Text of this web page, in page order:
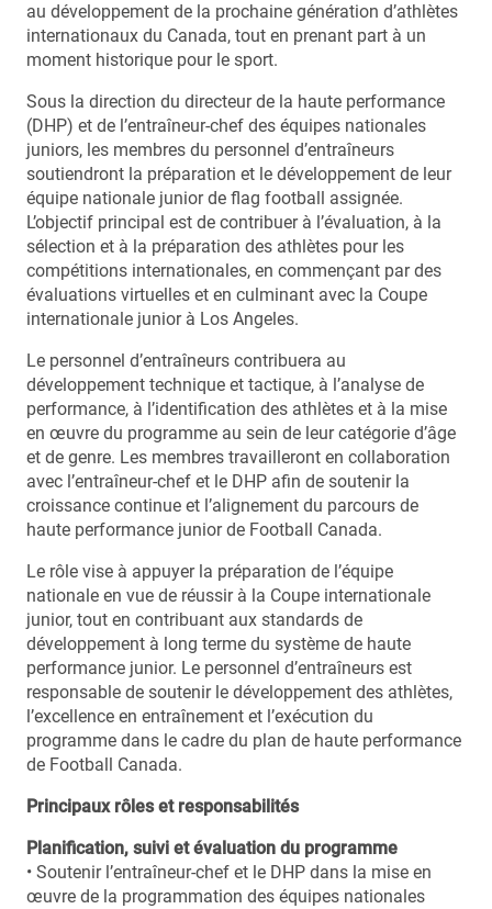
au développement de la prochaine génération d’athlètes
internationaux du Canada, tout en prenant part à un
moment historique pour le sport.
Sous la direction du directeur de la haute performance
(DHP) et de l’entraîneur-chef des équipes nationales
juniors, les membres du personnel d’entraîneurs
soutiendront la préparation et le développement de leur
équipe nationale junior de flag football assignée.
L’objectif principal est de contribuer à l’évaluation, à la
sélection et à la préparation des athlètes pour les
compétitions internationales, en commençant par des
évaluations virtuelles et en culminant avec la Coupe
internationale junior à Los Angeles.
Le personnel d’entraîneurs contribuera au
développement technique et tactique, à l’analyse de
performance, à l’identification des athlètes et à la mise
en œuvre du programme au sein de leur catégorie d’âge
et de genre. Les membres travailleront en collaboration
avec l’entraîneur-chef et le DHP afin de soutenir la
croissance continue et l’alignement du parcours de
haute performance junior de Football Canada.
Le rôle vise à appuyer la préparation de l’équipe
nationale en vue de réussir à la Coupe internationale
junior, tout en contribuant aux standards de
développement à long terme du système de haute
performance junior. Le personnel d’entraîneurs est
responsable de soutenir le développement des athlètes,
l’excellence en entraînement et l’exécution du
programme dans le cadre du plan de haute performance
de Football Canada.
Principaux rôles et responsabilités
Planification, suivi et évaluation du programme
• Soutenir l’entraîneur-chef et le DHP dans la mise en
œuvre de la programmation des équipes nationales